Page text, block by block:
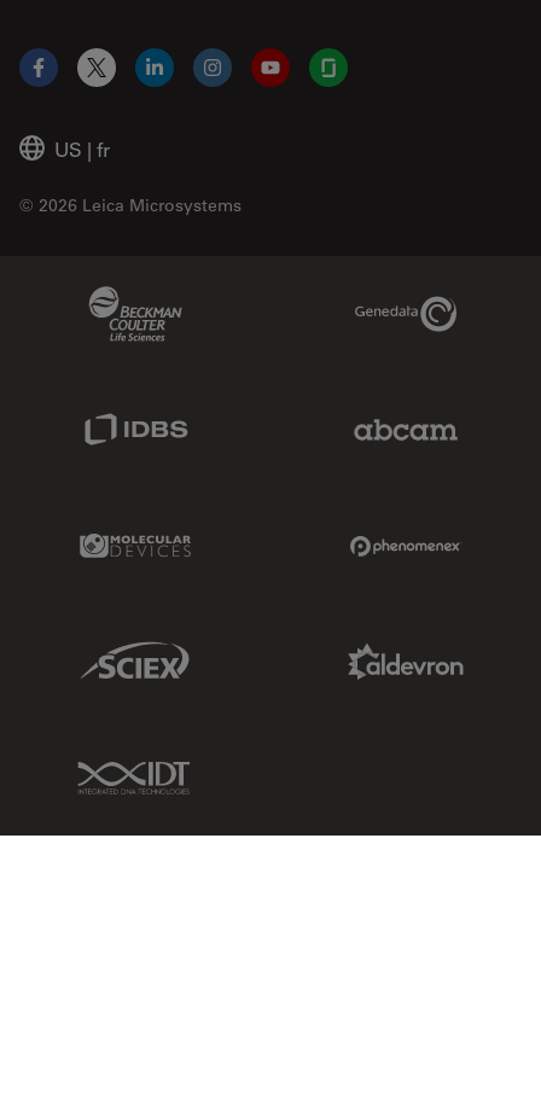
US | fr
© 2026 Leica Microsystems
Facebook
X LinkedInInstagramYouTubeGlassdoor
Genedata Link
IDBS Link
Molecular Devices Link
Sciex Link
IDT Link